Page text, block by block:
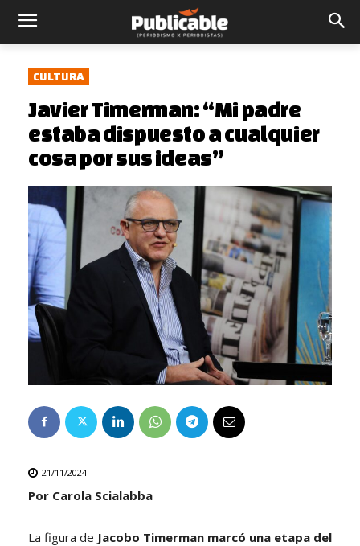
CULTURA
Javier Timerman: “Mi padre
estaba dispuesto a cualquier
cosa por sus ideas”
21/11/2024
Por Carola Scialabba
La figura de Jacobo Timerman marcó una etapa del